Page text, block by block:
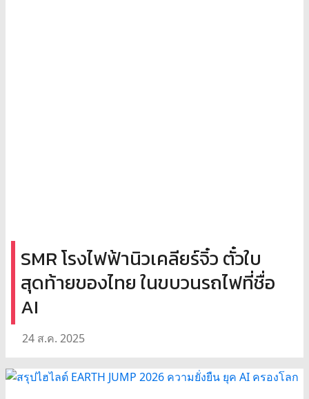
SMR โรงไฟฟ้านิวเคลียร์จิ๋ว ตั๋วใบ
สุดท้ายของไทย ในขบวนรถไฟที่ชื่อ
AI
24 ส.ค. 2025